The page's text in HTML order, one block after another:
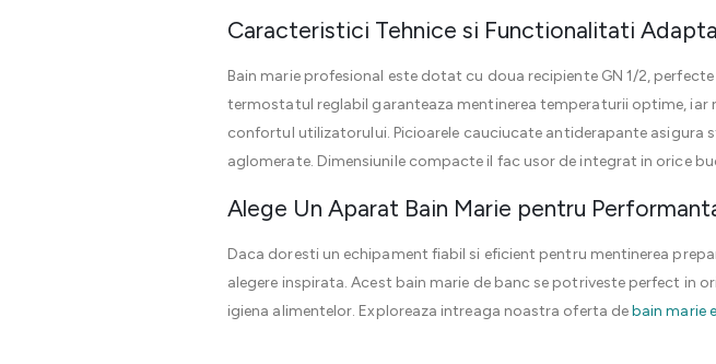
Caracteristici Tehnice si Functionalitati
Bain marie profesional este dotat cu doua recipiente GN 1/2,
termostatul reglabil garanteaza mentinerea temperaturii optime,
confortul utilizatorului. Picioarele cauciucate antiderapante asigura
aglomerate. Dimensiunile compacte il fac usor de integrat in orice
Alege Un Aparat Bain Marie pentru
Daca doresti un echipament fiabil si eficient pentru mentinerea
alegere inspirata. Acest bain marie de banc se potriveste perfect in
igiena alimentelor. Exploreaza intreaga noastra oferta debain marie